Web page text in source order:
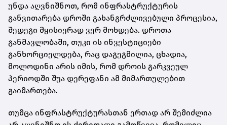
უნდა აღვნიშნოთ, რომ ინფრასტრუქტურის
განვითარება დროში გახანგრძლივებული პროცესია,
შედეგი მყისიერად ვერ მოხდება. დროთა
განმავლობაში, თუკი ის ინვესტიციები
განხორციელდება, რაც დაგეგმილია, ცხადია,
მოლოდინი არის იმის, რომ დროის გარკვეულ
პერიოდში შუა დერეფანი ამ მიმართულებით
გაიმართება.
თუმცა ინფრასტრუქტურასთან ერთად არ შემიძლია